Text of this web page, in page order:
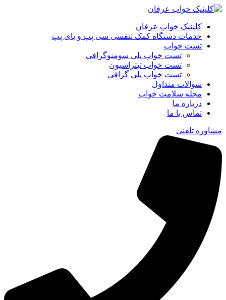
کلینیک خواب عرفان
خدمات دستگاه کمک‌ تنفسی سی‌ پپ و بای‌ پپ
تست خواب
تست خواب پلی سومنوگرافی
تست خواب تیتراسیون
تست خواب پلی گرافی
سوالات متداول
مجله سلامت خواب
درباره ما
تماس با ما
مشاوره تلفنی